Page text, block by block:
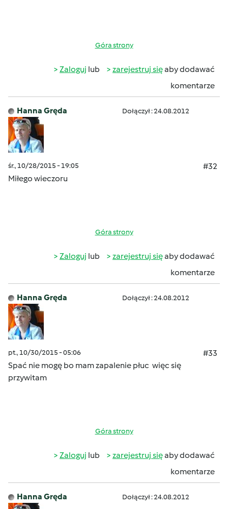
Góra strony
Zaloguj lub zarejestruj sięaby dodawać
komentarze
Hanna Gręda Dołączył : 24.08.2012
śr., 10/28/2015 - 19:05
#32
Miłego wieczoru
Góra strony
Zaloguj lub zarejestruj sięaby dodawać
komentarze
Hanna Gręda Dołączył : 24.08.2012
pt., 10/30/2015 - 05:06
#33
Spać nie mogę bo mam zapalenie płuc więc się
przywitam
Góra strony
Zaloguj lub zarejestruj sięaby dodawać
komentarze
Hanna Gręda Dołączył : 24.08.2012